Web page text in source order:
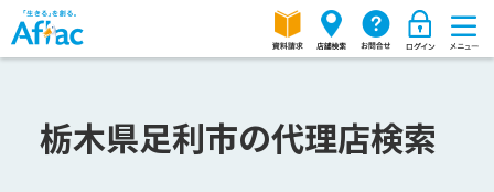
栃木県足利市の代理店検索